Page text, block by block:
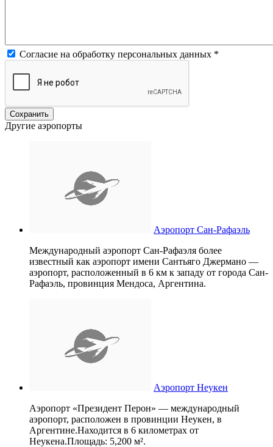
Согласие на обработку персональных данных *
Другие аэропорты
Аэропорт Сан-Рафаэль
Международный аэропорт Сан-Рафаэля более
известный как аэропорт имени Сантьяго Джермано —
аэропорт, расположенный в 6 км к западу от города Сан-
Рафаэль, провинция Мендоса, Аргентина.
Аэропорт Неукен
Аэропорт «Президент Перон» — международный
аэропорт, расположен в провинции Неукен, в
Аргентине.Находится в 6 километрах от
Неукена.Площадь: 5,200 м².